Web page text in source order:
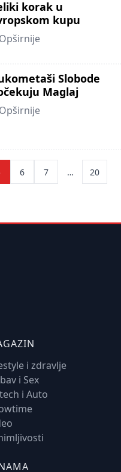
korak u
kupu
Opširnije
Slobode
Maglaj
Opširnije
6 7 … 20
i zdravlje
i Sex
i Auto